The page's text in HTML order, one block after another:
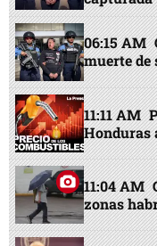
06:15 AM
muerte de
11:11 AM
Honduras
11:04 AM
zonas